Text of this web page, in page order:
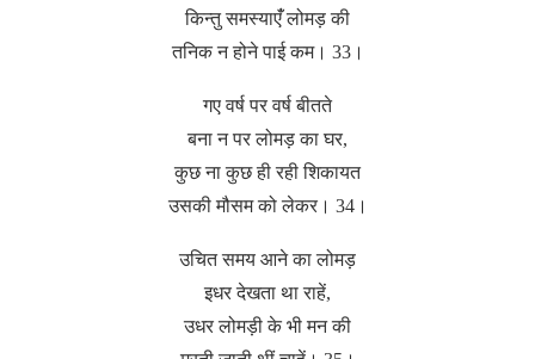
किन्तु समस्याएंँ लोमड़ की
तनिक न होने पाई कम। 33।
गए वर्ष पर वर्ष बीतते
बना न पर लोमड़ का घर,
कुछ ना कुछ ही रही शिकायत
उसकी मौसम को लेकर। 34।
उचित समय आने का लोमड़
इधर देखता था राहें,
उधर लोमड़ी के भी मन की